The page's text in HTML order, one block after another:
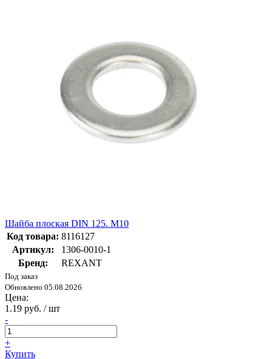
Шайба плоская DIN 125. M10
Код товара: 8116127
Артикул:
1306-0010-1
Бренд:
REXANT
Под заказ
Обновлено 05.08.2026
Цена:
1.19 руб. / шт
-
+
Купить